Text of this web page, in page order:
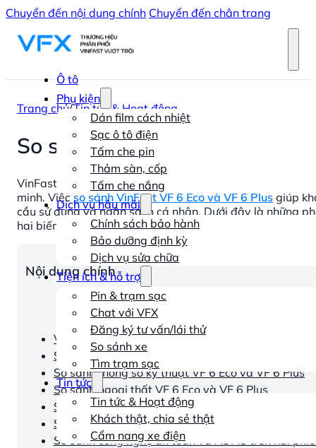
Chuyển đến nội dung chính Chuyển đến chân trang
Ô tô
Phụ kiện
Dán film cách nhiệt
Sạc ô tô điện
Tấm che pin
Thảm sàn, cốp
Tấm che nắng
Dịch vụ hậu mãi
Chính sách bảo hành
Bảo dưỡng định kỳ
Dịch vụ sửa chữa
Tiện ích & hỗ trợ
Pin & trạm sạc
Chat với VFX
Đăng ký tư vấn/lái thử
So sánh xe
Tìm trạm sạc
Tin tức
Tin tức & Hoạt động
Khách thật, chia sẻ thật
Cẩm nang xe điện
Trang chủ/Tin tức & Hoạt động
So sánh VinFast VF 6 Eco và
VinFast VF 6 là mẫu SUV điện phân khúc B thu hút sự
minh. Việc so sánh VinFast VF 6 Eco và VF 6 Plus giúp
cầu sử dụng và ngân sách cá nhân. Dưới đây là những
hai biến thể này.
Nội dung chính
VinFast VF 6 Eco và VF 6 Plus khác nhau những
So sánh giá VinFast VF 6 Eco và VF 6 Plus
So sánh thông số kỹ thuật VF 6 Eco và VF 6 Plus
So sánh ngoại thất VF 6 Eco và VF 6 Plus
So sánh nội thất VF 6 Eco và VF 6 Plus
So sánh khả năng vận hành VF 6 Eco và VF 6 Plus
So sánh công nghệ an toàn và ADAS trên hai